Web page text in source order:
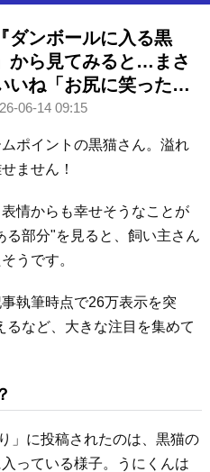
ダンボールに入る黒
から見てみると…まさ
いね「お尻に笑った
ぎる」
06-14 09:15
ポイントの黒猫さん。溢れ
ません！
情からも幸せそうなことが
部分"を見ると、飼い主さん
うです。
執筆時点で26万表示を突
など、大きな注目を集めて
」に投稿されたのは、黒猫の
っている様子。うにくんは